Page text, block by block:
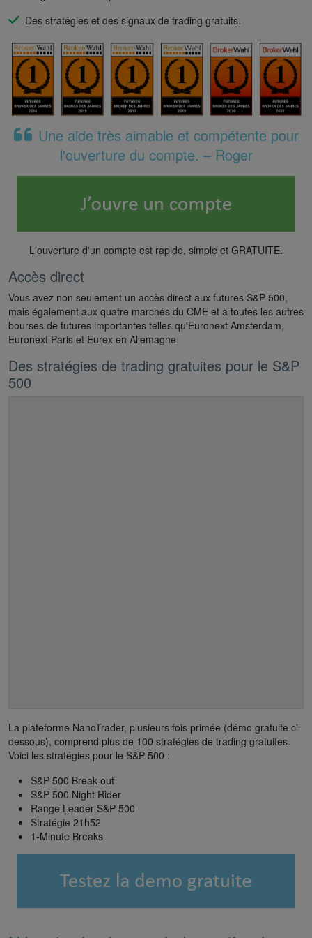
Des stratégies et des signaux de trading gratuits.
Une aide très aimable et compétente pour
l'ouverture du compte. – Roger
L'ouverture d'un compte est rapide, simple et GRATUITE.
Accès direct
Vous avez non seulement un accès direct aux futures S&P 500,
mais également aux quatre marchés du CME et à toutes les autres
bourses de futures importantes telles qu'Euronext Amsterdam,
Euronext Paris et Eurex en Allemagne.
Des stratégies de trading gratuites pour le S&P
500
La plateforme NanoTrader, plusieurs fois primée (démo gratuite ci-
dessous), comprend plus de 100 stratégies de trading gratuites.
Voici les stratégies pour le S&P 500 :
S&P 500 Break-out
S&P 500 Night Rider
Range Leader S&P 500
Stratégie 21h52
1-Minute Breaks